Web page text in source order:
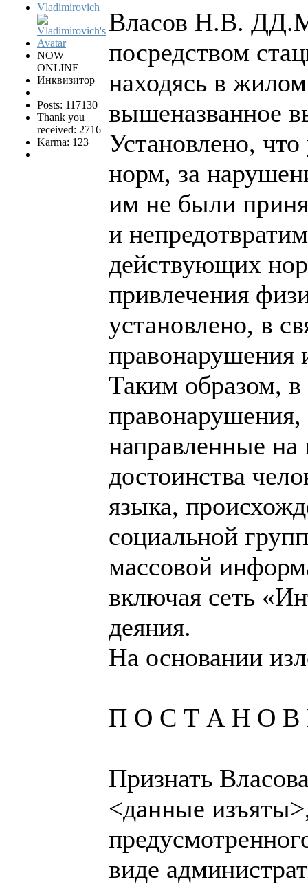
Vladimirovich
NOW
ONLINE
Инквизитор
Posts: 117130
Thank you
received: 2716
Karma: 123
Власов Н.В.
посредством
находясь в
вышеназванное
Установлено,
норм, за
им не были
и
действующих
привлечения
установлено, в
правонарушения
Таким образом, в
направленные
достоинства
языка,
социальной
массовой
включая сеть
деяния.
На основании
П О С Т А Н О В
Признать
<данные
виде